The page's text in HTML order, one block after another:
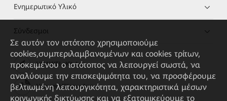
Ενημερωτικό Υλικό
Σύνδεσμοι
HUAWEI eKit App
Huawei HiKnow App
Σε αυτόν τον ιστότοπο χρησιμοποιούμε
cookies,συμπεριλαμβανομένων και cookies τρίτων,
προκειμένου ο ιστότοπος να λειτουργεί σωστά, να
αναλύουμε την επισκεψιμότητα του, να προσφέρουμε
βελτιωμένη λειτουργικότητα, χαρακτηριστικά μέσων
κοινωνικής δικτύωσης και να εξατομικεύουμε το